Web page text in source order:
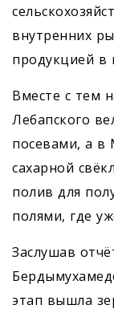
внутренних
продукцией в
Вместе с тем
Лебапского
посевами, а в
сахарной
полив для
полями, где
Заслушав
этап вышла